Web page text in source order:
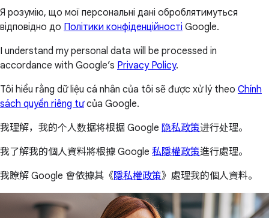
Я розумію, що мої персональні дані оброблятимуться
відповідно до Політики конфіденційності Google.
I understand my personal data will be processed in
accordance with Google’s Privacy Policy.
Tôi hiểu rằng dữ liệu cá nhân của tôi sẽ được xử lý theo Chính
sách quyền riêng tưcủa Google.
我理解，我的个人数据将根据 Google 隐私政策进行处理。
我了解我的個人資料將根據 Google 私隱權政策進行處理。
我瞭解 Google 會依據其《隱私權政策》處理我的個人資料。